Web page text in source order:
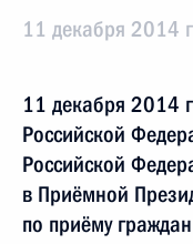
11 декабря 2014
11 декабря 2014
Российской
Российской
в Приёмной
по приёму